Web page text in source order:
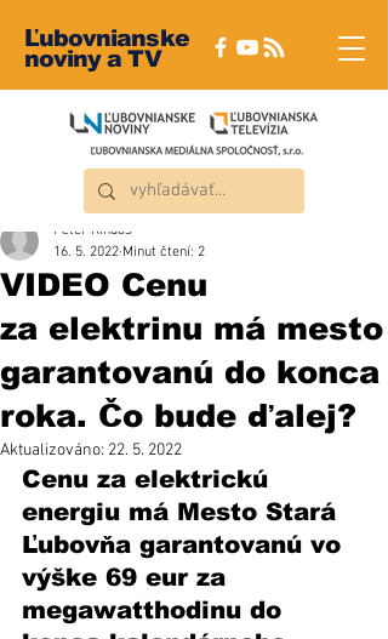
Ľubovnianske
noviny a TV
VIDEO Cenu
za elektrinu má mesto
garantovanú do konca
roka. Čo bude ďalej?
Peter Rindoš
16. 5. 2022 Minut čtení: 2
Aktualizováno: 22. 5. 2022
Cenu za elektrickú
energiu má Mesto Stará
Ľubovňa garantovanú vo
výške 69 eur za
megawatthodinu do